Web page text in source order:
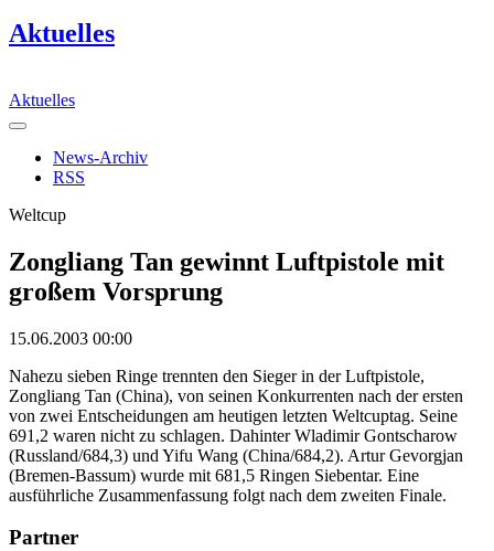
Aktuelles
Aktuelles
News-Archiv
RSS
Weltcup
Zongliang Tan gewinnt Luftpistole mit
großem Vorsprung
15.06.2003 00:00
Nahezu sieben Ringe trennten den Sieger in der Luftpistole,
Zongliang Tan (China), von seinen Konkurrenten nach der ersten
von zwei Entscheidungen am heutigen letzten Weltcuptag. Seine
691,2 waren nicht zu schlagen. Dahinter Wladimir Gontscharow
(Russland/684,3) und Yifu Wang (China/684,2). Artur Gevorgjan
(Bremen-Bassum) wurde mit 681,5 Ringen Siebentar. Eine
ausführliche Zusammenfassung folgt nach dem zweiten Finale.
Partner